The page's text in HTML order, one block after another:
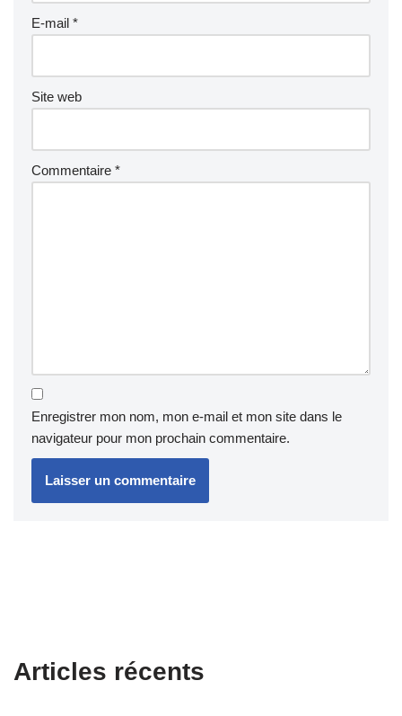
E-mail *
Site web
Commentaire *
Enregistrer mon nom, mon e-mail et mon site dans le
navigateur pour mon prochain commentaire.
Articles récents